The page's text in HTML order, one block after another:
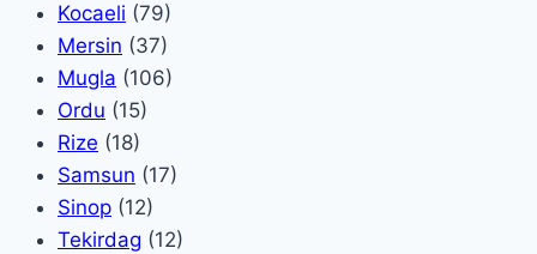
Kocaeli (79)
Mersin (37)
Mugla (106)
Ordu (15)
Rize (18)
Samsun (17)
Sinop (12)
Tekirdag (12)